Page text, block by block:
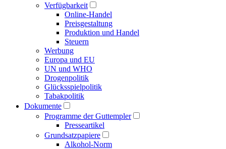
Verfügbarkeit
Online-Handel
Preisgestaltung
Produktion und Handel
Steuern
Werbung
Europa und EU
UN und WHO
Drogenpolitik
Glücksspielpolitik
Tabakpolitik
Dokumente
Programme der Guttempler
Presse­artikel
Grundsatzpapiere
Alkohol-Norm